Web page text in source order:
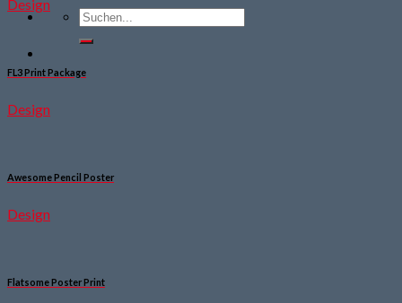
Design
FL3 Print Package
Design
Awesome Pencil Poster
Design
Flatsome Poster Print